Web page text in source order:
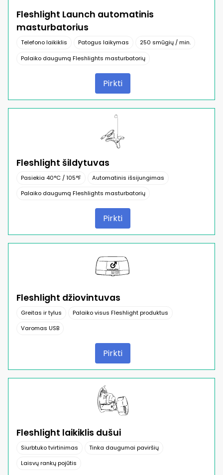
Fleshlight Launch automatinis
masturbatorius
Telefono laikiklis Patogus laikymas
250 smūgių / min.
Palaiko daugumą Fleshlights masturbatorių
Pirkti
Fleshlight šildytuvas
Pasiekia 40°C / 105°F
Automatinis išsijungimas
Palaiko daugumą Fleshlights masturbatorių
Pirkti
Fleshlight džiovintuvas
Greitas ir tylus
Palaiko visus Fleshlight produktus
Varomas USB
Pirkti
Fleshlight laikiklis dušui
Siurbtuko tvirtinimas
Tinka daugumai paviršių
Laisvų rankų pojūtis